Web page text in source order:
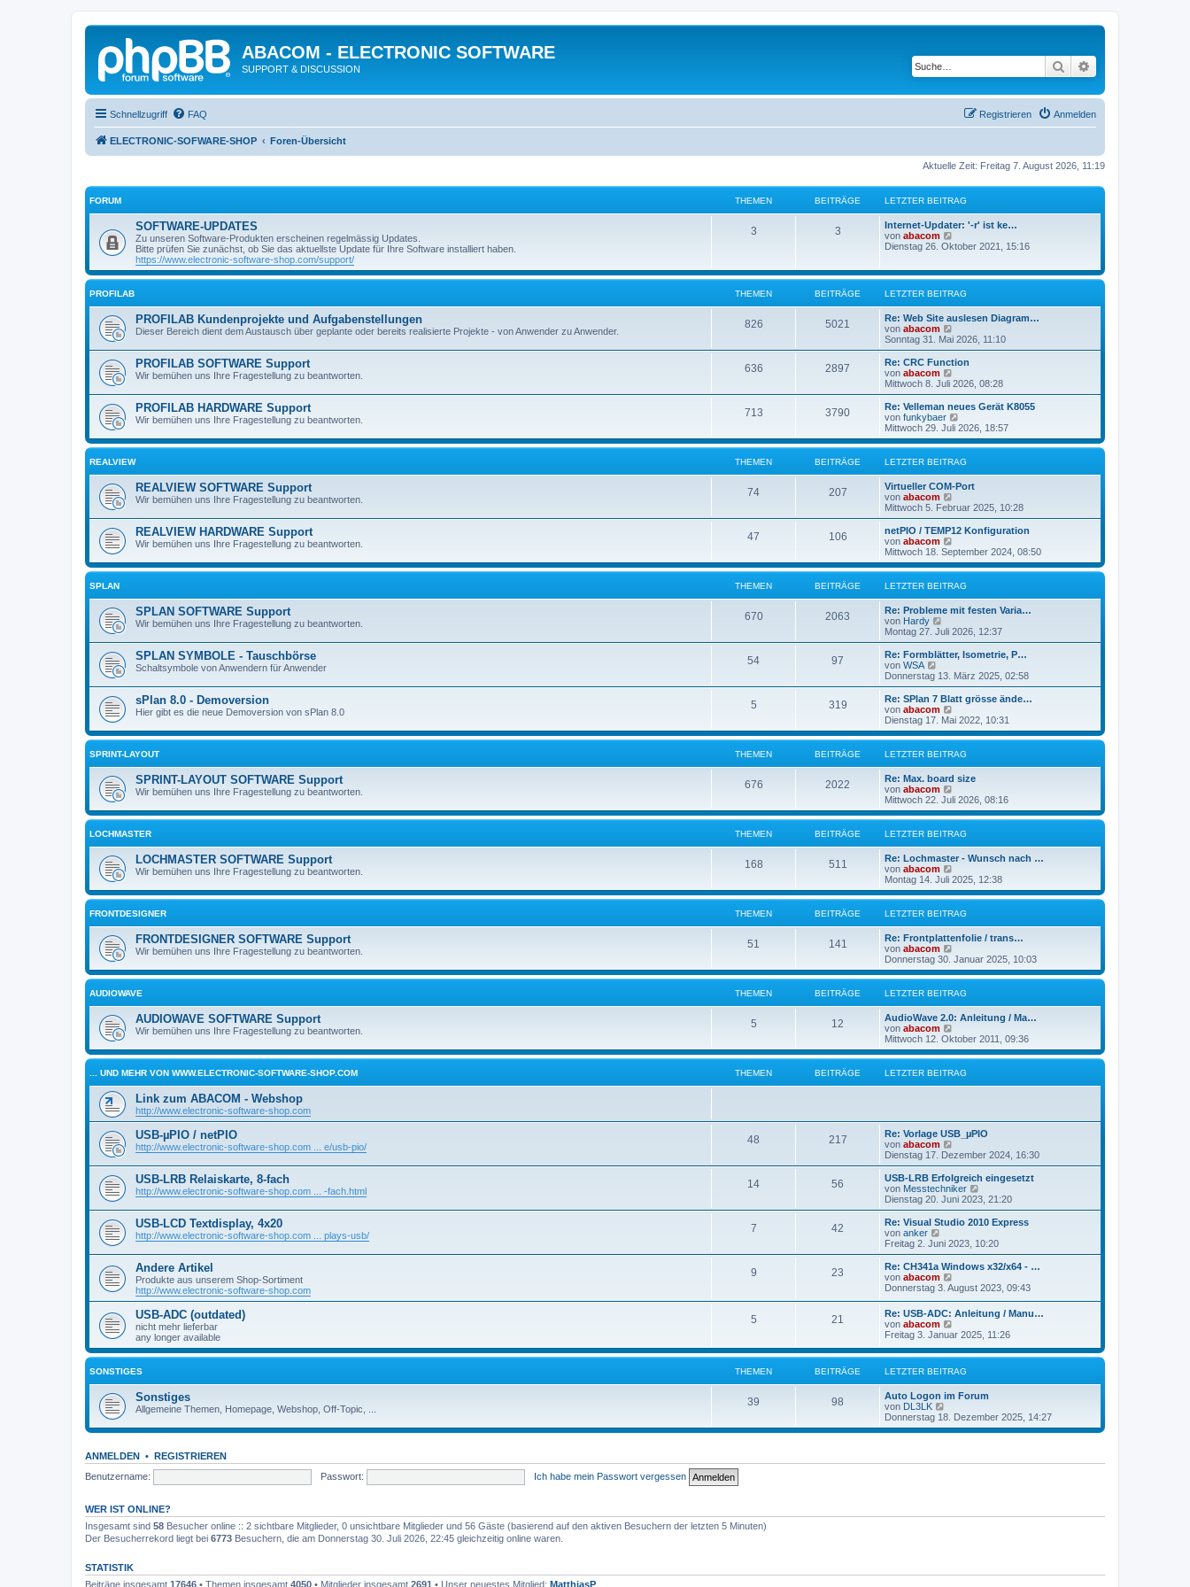
ABACOM - ELECTRONIC SOFTWARE
SUPPORT & DISCUSSION Suche
Schnellzugriff FAQ Anmelden
Registrieren
ELECTRONIC-SOFWARE-SHOP Foren-Übersicht
Aktuelle Zeit: Freitag 7. August 2026, 11:19
FORUM THEMEN BEITRÄGE LETZTER BEITRAG
SOFTWARE-UPDATES
Zu unseren Software-Produkten erscheinen regelmässig Updates.
Bitte prüfen Sie zunächst, ob Sie das aktuellste Update für Ihre Software installiert haben.
https://www.electronic-software-shop.com/support/
3 3
Internet-Updater: '-r' ist ke…
von abacom
e
s
e
r
B
i
t
r
g
Dienstag 26. Oktober 2021, 15:16
PROFILAB THEMEN BEITRÄGE LETZTER BEITRAG
PROFILAB Kundenprojekte und Aufgabenstellungen
Dieser Bereich dient dem Austausch über geplante oder bereits realisierte Projekte - von Anwender zu Anwender.
826 5021
Re: Web Site auslesen Diagram…
von abacom
e
u
e
t
B
e
i
t
a
g
Sonntag 31. Mai 2026, 11:10
PROFILAB SOFTWARE Support
Wir bemühen uns Ihre Fragestellung zu beantworten.
636 2897
Re: CRC Function
von abacom
e
u
e
s
t
r
B
e
i
t
a
g
Mittwoch 8. Juli 2026, 08:28
PROFILAB HARDWARE Support
Wir bemühen uns Ihre Fragestellung zu beantworten.
713 3790
Re: Velleman neues Gerät K8055
von funkybaer
e
u
e
s
r
e
i
t
a
g
Mittwoch 29. Juli 2026, 18:57
REALVIEW THEMEN BEITRÄGE LETZTER BEITRAG
REALVIEW SOFTWARE Support
Wir bemühen uns Ihre Fragestellung zu beantworten.
74 207
Virtueller COM-Port
von abacom
e
u
e
t
e
r
B
e
i
t
a
g
Mittwoch 5. Februar 2025, 10:28
REALVIEW HARDWARE Support
Wir bemühen uns Ihre Fragestellung zu beantworten.
47 106
netPIO / TEMP12 Konfiguration
von abacom
e
u
e
s
r
e
i
t
a
g
Mittwoch 18. September 2024, 08:50
SPLAN THEMEN BEITRÄGE LETZTER BEITRAG
SPLAN SOFTWARE Support
Wir bemühen uns Ihre Fragestellung zu beantworten.
670 2063
Re: Probleme mit festen Varia…
von Hardy
e
u
e
t
r
B
e
i
t
a
g
Montag 27. Juli 2026, 12:37
SPLAN SYMBOLE - Tauschbörse
Schaltsymbole von Anwendern für Anwender
54 97
Re: Formblätter, Isometrie, P…
von WSA
e
u
e
s
r
B
e
i
t
r
a
g
Donnerstag 13. März 2025, 02:58
sPlan 8.0 - Demoversion
Hier gibt es die neue Demoversion von sPlan 8.0
5 319
Re: SPlan 7 Blatt grösse ände…
von abacom
e
u
e
s
r
e
i
r
a
g
Dienstag 17. Mai 2022, 10:31
SPRINT-LAYOUT THEMEN BEITRÄGE LETZTER BEITRAG
SPRINT-LAYOUT SOFTWARE Support
Wir bemühen uns Ihre Fragestellung zu beantworten.
676 2022
Re: Max. board size
von abacom
e
u
e
s
r
e
i
r
a
g
Mittwoch 22. Juli 2026, 08:16
LOCHMASTER THEMEN BEITRÄGE LETZTER BEITRAG
LOCHMASTER SOFTWARE Support
Wir bemühen uns Ihre Fragestellung zu beantworten.
168 511
Re: Lochmaster - Wunsch nach …
von abacom
e
u
e
s
r
e
i
r
a
g
Montag 14. Juli 2025, 12:38
FRONTDESIGNER THEMEN BEITRÄGE LETZTER BEITRAG
FRONTDESIGNER SOFTWARE Support
Wir bemühen uns Ihre Fragestellung zu beantworten.
51 141
Re: Frontplattenfolie / trans…
von abacom
e
u
e
s
r
e
i
r
a
Donnerstag 30. Januar 2025, 10:03
AUDIOWAVE THEMEN BEITRÄGE LETZTER BEITRAG
AUDIOWAVE SOFTWARE Support
Wir bemühen uns Ihre Fragestellung zu beantworten.
5 12
AudioWave 2.0: Anleitung / Ma…
von abacom
e
u
e
s
e
i
r
a
g
Mittwoch 12. Oktober 2011, 09:36
... UND MEHR VON WWW.ELECTRONIC-SOFTWARE-SHOP.COM THEMEN BEITRÄGE LETZTER BEITRAG
Link zum ABACOM - Webshop
http://www.electronic-software-shop.com
USB-µPIO / netPIO
http://www.electronic-software-shop.com ... e/usb-pio/
48 217
Re: Vorlage USB_µPIO
von abacom
e
u
e
s
t
r
B
e
i
r
g
Dienstag 17. Dezember 2024, 16:30
USB-LRB Relaiskarte, 8-fach
http://www.electronic-software-shop.com ... -fach.html
14 56
USB-LRB Erfolgreich eingesetzt
von Messtechniker
e
u
e
t
B
e
i
t
r
g
Dienstag 20. Juni 2023, 21:20
USB-LCD Textdisplay, 4x20
http://www.electronic-software-shop.com ... plays-usb/
7 42
Re: Visual Studio 2010 Express
von anker
e
u
e
s
t
B
e
i
t
r
a
Freitag 2. Juni 2023, 10:20
Andere Artikel
Produkte aus unserem Shop-Sortiment
http://www.electronic-software-shop.com
9 23
Re: CH341a Windows x32/x64 - …
von abacom
e
e
s
e
r
B
e
i
t
a
Donnerstag 3. August 2023, 09:43
USB-ADC (outdated)
nicht mehr lieferbar
any longer available
5 21
Re: USB-ADC: Anleitung / Manu…
von abacom
e
e
t
e
r
e
i
a
Freitag 3. Januar 2025, 11:26
SONSTIGES THEMEN BEITRÄGE LETZTER BEITRAG
Sonstiges
Allgemeine Themen, Homepage, Webshop, Off-Topic, ...
39 98
Auto Logon im Forum
von DL3LK
e
u
Donnerstag 18. Dezember 2025, 14:27
ANMELDEN • REGISTRIEREN
Benutzername:
Passwort: Ich habe mein Passwort vergessen
WER IST ONLINE?
Insgesamt sind 58 Besucher online :: 2 sichtbare Mitglieder, 0 unsichtbare Mitglieder und 56 Gäste (basierend auf den aktiven Besuchern der letzten 5 Minuten)
Der Besucherrekord liegt bei 6773 Besuchern, die am Donnerstag 30. Juli 2026, 22:45 gleichzeitig online waren.
STATISTIK
Beiträge insgesamt 17646 • Themen insgesamt 4050 • Mitglieder insgesamt 2691 • Unser neuestes Mitglied: MatthiasP